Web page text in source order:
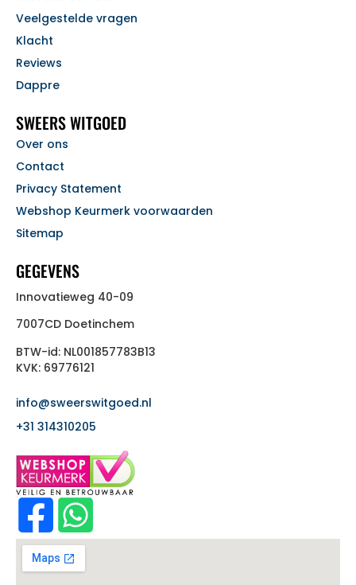
Veelgestelde vragen
Klacht
Reviews
Dappre
SWEERS WITGOED
Over ons
Contact
Privacy Statement
Webshop Keurmerk voorwaarden
Sitemap
GEGEVENS
Innovatieweg 40-09
7007CD Doetinchem
BTW-id: NL001857783B13
KVK: 69776121
info@sweerswitgoed.nl
+31 314310205